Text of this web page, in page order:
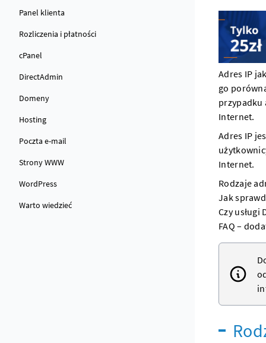
Panel klienta
Rozliczenia i płatności
cPanel
DirectAdmin
Domeny
Hosting
Poczta e-mail
Strony WWW
WordPress
Warto wiedzieć
Adres IP
go
przypadku
Internet.
Adres IP
Internet.
Rodzaje
Jak
Czy
FAQ –